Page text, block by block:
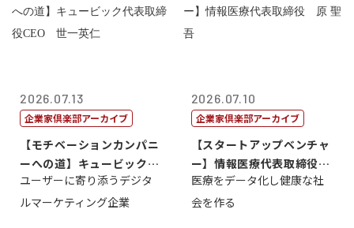
2026.07.13
企業家倶楽部アーカイブ
【モチベーションカンパニ
ーへの道】キュービック代
表取締役CE...
ユーザーに寄り添うデジタ
ルマーケティング企業
2026.07.10
企業家倶楽部アーカイブ
【スタートアップベンチャ
ー】情報医療代表取締役
原 聖吾
医療をデータ化し健康な社
会を作る